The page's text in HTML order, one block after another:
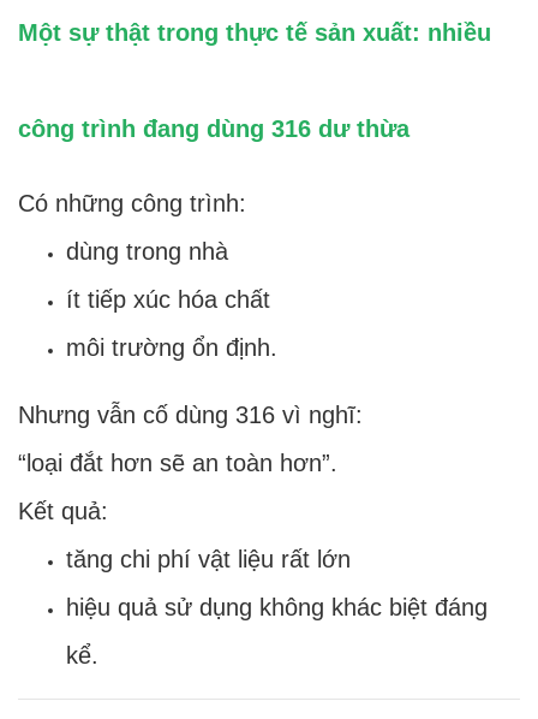
Một sự thật trong thực tế sản xuất: nhiều
công trình đang dùng 316 dư thừa
Có những công trình:
dùng trong nhà
ít tiếp xúc hóa chất
môi trường ổn định.
Nhưng vẫn cố dùng 316 vì nghĩ:
“loại đắt hơn sẽ an toàn hơn”.
Kết quả:
tăng chi phí vật liệu rất lớn
hiệu quả sử dụng không khác biệt đáng
kể.